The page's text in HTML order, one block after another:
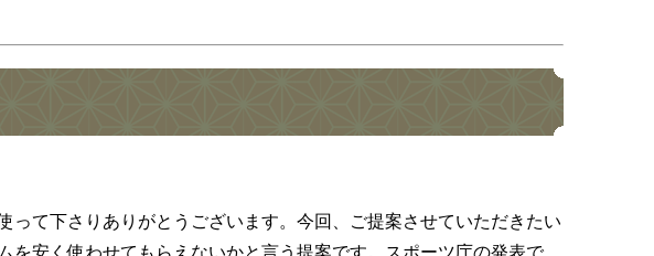
って下さりありがとうございます。今回、ご提案させていただきたい
を安く使わせてもらえないかと言う提案です。スポーツ庁の発表で